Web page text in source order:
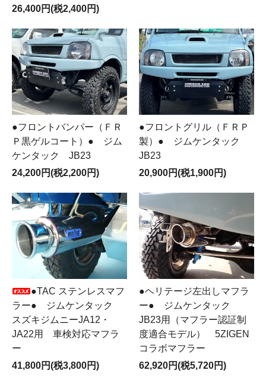
26,400円(税2,400円)
●フロントバンパー（ＦＲ
Ｐ黒ゲルコート）● ジム
ケンタック JB23
24,200円(税2,200円)
●フロントグリル（ＦＲＰ
製）● ジムケンタック
JB23
20,900円(税1,900円)
●TAC ステンレスマフ
ラー● ジムケンタック
スズキジムニーJA12・
JA22用 車検対応マフラ
ー
41,800円(税3,800円)
●ヘリテージ左出しマフラ
ー● ジムケンタック
JB23用（マフラー認証制
度適合モデル） 5ZIGEN
コラボマフラー
62,920円(税5,720円)